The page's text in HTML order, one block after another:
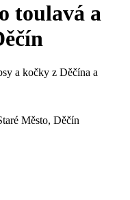
toulavá a
a kočky z Děčína a
Město, Děčín